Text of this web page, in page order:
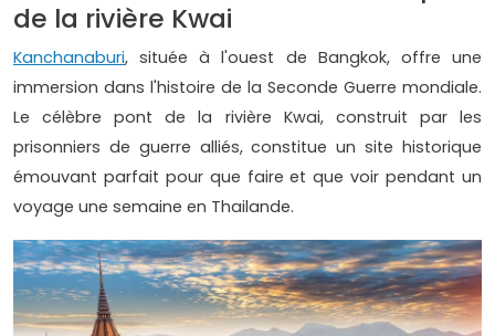
de la rivière Kwai
Kanchanaburi, située à l'ouest de Bangkok, offre une
immersion dans l'histoire de la Seconde Guerre mondiale.
Le célèbre pont de la rivière Kwai, construit par les
prisonniers de guerre alliés, constitue un site historique
émouvant parfait pour que faire et que voir pendant un
voyage une semaine en Thailande.